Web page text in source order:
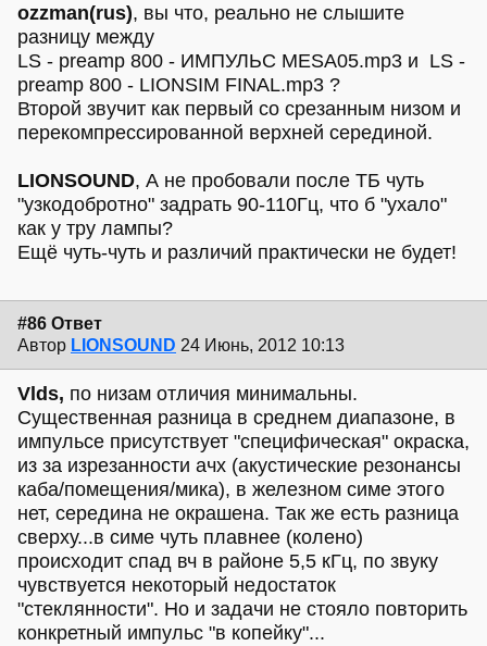
ozzman(rus), вы что, реально не слышите
разницу между
LS - preamp 800 - ИМПУЛЬС MESA05.mp3 и LS -
preamp 800 - LIONSIM FINAL.mp3 ?
Второй звучит как первый со срезанным низом и
перекомпрессированной верхней серединой.
LIONSOUND, А не пробовали после ТБ чуть
"узкодобротно" задрать 90-110Гц, что б "ухало"
как у тру лампы?
Ещё чуть-чуть и различий практически не будет!
#86 Ответ
Автор LIONSOUND 24 Июнь, 2012 10:13
Vlds, по низам отличия минимальны.
Существенная разница в среднем диапазоне, в
импульсе присутствует "специфическая" окраска,
из за изрезанности ачх (акустические резонансы
каба/помещения/мика), в железном симе этого
нет, середина не окрашена. Так же есть разница
сверху...в симе чуть плавнее (колено)
происходит спад вч в районе 5,5 кГц, по звуку
чувствуется некоторый недостаток
"стеклянности". Но и задачи не стояло повторить
конкретный импульс "в копейку"...